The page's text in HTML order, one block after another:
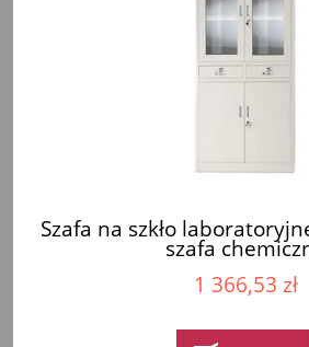
Szafa na szkło
szafa
1 366,53 zł